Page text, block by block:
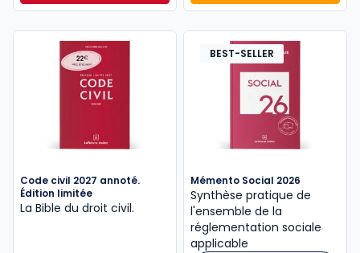
Code civil 2027 annoté.
Édition limitée
La Bible du droit civil.
BEST-SELLER
Mémento Social 2026
Synthèse pratique de
l'ensemble de la
réglementation sociale
applicable